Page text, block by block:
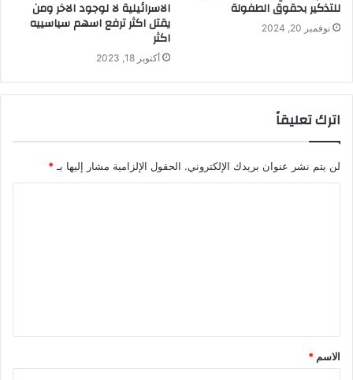
للتذكير بحقوق الطفولة
نوفمبر 20, 2024
الاسرائيلية لا لوجود الاخر ومن
يقتل اكثر ترفع اسهم سياسييه
اكثر
أكتوبر 18, 2023
اترك تعليقاً
لن يتم نشر عنوان بريدك الإلكتروني. الحقول الإلزامية مشار إليها بـ*
الاسم *